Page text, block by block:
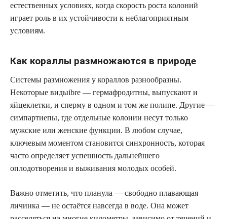
естественных условиях, когда скорость роста колоний
играет роль в их устойчивости к неблагоприятным
условиям.
Как кораллы размножаются в природе
Системы размножения у кораллов разнообразны.
Некоторые видыibre — гермафродитны, выпускают и
яйцеклетки, и сперму в одном и том же полипе. Другие —
симпартиепы, где отдельные колонии несут только
мужские или женские функции. В любом случае,
ключевым моментом становится синхронность, которая
часто определяет успешность дальнейшего
оплодотворения и выживания молодых особей.
Важно отметить, что планула — свободно плавающая
личинка — не остаётся навсегда в воде. Она может